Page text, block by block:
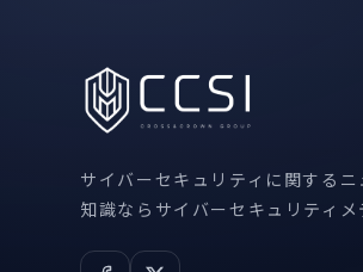
サイバーセキュリティに関するニ
知識ならサイバーセキュリティメ